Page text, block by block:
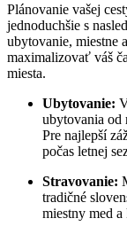
Plánovanie vašej
jednoduchšie s
ubytovanie, miestne
maximalizovať váš
miesta.
Ubytovanie:
ubytovania od
Pre najlepší
počas letnej
Stravovanie:
tradičné
miestny med a